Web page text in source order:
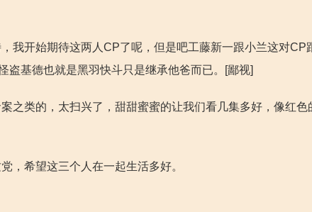
我开始期待这两人CP了呢，但是吧工藤新一跟小兰这对CP
盗基德也就是黑羽快斗只是继承他爸而已。[鄙视]
之类的，太扫兴了，甜甜蜜蜜的让我们看几集多好，像红色
，希望这三个人在一起生活多好。